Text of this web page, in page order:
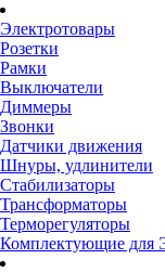
Электротовары
Розетки
Рамки
Выключатели
Диммеры
Звонки
Датчики движения
Шнуры, удлинители
Стабилизаторы
Трансформаторы
Терморегуляторы
Комплектующие для